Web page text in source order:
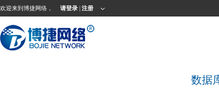
欢迎来到博捷网络， 请登录 注册
数据